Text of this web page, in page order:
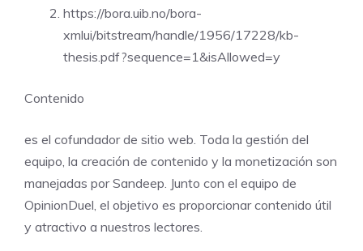
https://bora.uib.no/bora-
xmlui/bitstream/handle/1956/17228/kb-
thesis.pdf?sequence=1&isAllowed=y
Contenido
es el cofundador de sitio web. Toda la gestión del
equipo, la creación de contenido y la monetización son
manejadas por Sandeep. Junto con el equipo de
OpinionDuel, el objetivo es proporcionar contenido útil
y atractivo a nuestros lectores.